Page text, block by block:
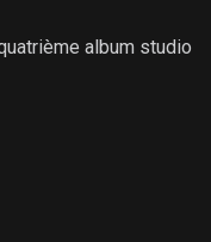
album studio